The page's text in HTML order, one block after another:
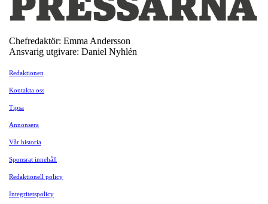
Chefredaktör: Emma Andersson
Ansvarig utgivare: Daniel Nyhlén
Redaktionen
Kontakta oss
Tipsa
Annonsera
Vår historia
Sponsrat innehåll
Redaktionell policy
Integritetspolicy